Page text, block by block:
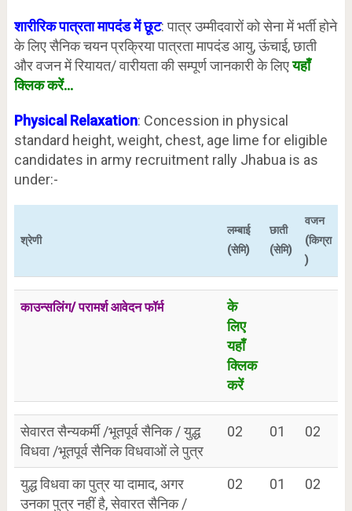
शारीरिक पात्रता मापदंड में छूट: पात्र उम्मीदवारों को सेना में भर्ती होने
के लिए सैनिक चयन प्रक्रिया पात्रता मापदंड आयु, ऊंचाई, छाती
और वजन में रियायत/ वारीयता की सम्पूर्ण जानकारी के लिएयहाँ
क्लिक करें…
Physical Relaxation: Concession in physical
standard height, weight, chest, age lime for eligible
candidates in army recruitment rally Jhabua is as
under:-
श्रेणी
लम्बाई
(सेमि)
छाती
(सेमि)
वजन
(किग्रा
)
काउन्सलिंग/ परामर्श आवेदन फॉर्म
के
लिए
यहाँ
क्लिक
करें
सेवारत सैन्यकर्मी /भूतपूर्व सैनिक / युद्ध
विधवा /भूतपूर्व सैनिक विधवाओं ले पुत्र
02 01 02
युद्ध विधवा का पुत्र या दामाद, अगर
उनका पुत्र नहीं है, सेवारत सैनिक /
02 01 02